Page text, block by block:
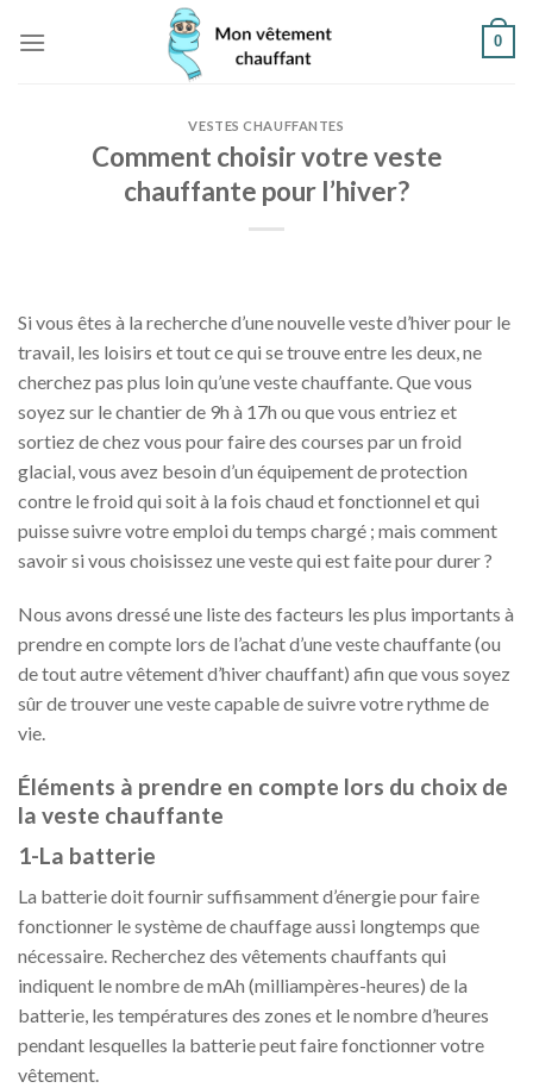
0
VESTES CHAUFFANTES
Comment choisir votre veste
chauffante pour l’hiver?
Si vous êtes à la recherche d’une nouvelle veste d’hiver pour le
travail, les loisirs et tout ce qui se trouve entre les deux, ne
cherchez pas plus loin qu’une veste chauffante. Que vous
soyez sur le chantier de 9h à 17h ou que vous entriez et
sortiez de chez vous pour faire des courses par un froid
glacial, vous avez besoin d’un équipement de protection
contre le froid qui soit à la fois chaud et fonctionnel et qui
puisse suivre votre emploi du temps chargé ; mais comment
savoir si vous choisissez une veste qui est faite pour durer ?
Nous avons dressé une liste des facteurs les plus importants à
prendre en compte lors de l’achat d’une veste chauffante (ou
de tout autre vêtement d’hiver chauffant) afin que vous soyez
sûr de trouver une veste capable de suivre votre rythme de
vie.
Éléments à prendre en compte lors du choix de
la veste chauffante
1-La batterie
La batterie doit fournir suffisamment d’énergie pour faire
fonctionner le système de chauffage aussi longtemps que
nécessaire. Recherchez des vêtements chauffants qui
indiquent le nombre de mAh (milliampères-heures) de la
batterie, les températures des zones et le nombre d’heures
pendant lesquelles la batterie peut faire fonctionner votre
vêtement.